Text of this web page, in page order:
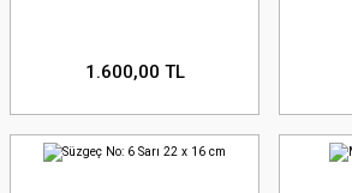
1.600,00 TL